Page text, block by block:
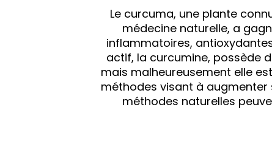
Le curcuma, une plante
médecine naturelle, a
inflammatoires,
actif, la curcumine, possède
mais malheureusement elle
méthodes visant à augmenter
méthodes naturelles